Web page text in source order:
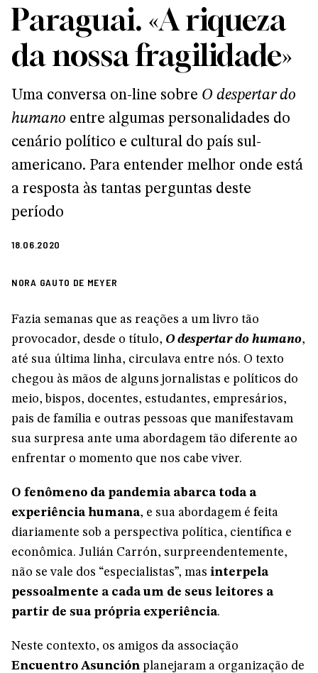
Paraguai. «A riqueza
da nossa fragilidade»
Uma conversa on-line sobre O despertar do
humano entre algumas personalidades do
cenário político e cultural do país sul-
americano. Para entender melhor onde está
a resposta às tantas perguntas deste
período
18.06.2020
NORA GAUTO DE MEYER
Fazia semanas que as reações a um livro tão
provocador, desde o título, O despertar do humano,
até sua última linha, circulava entre nós. O texto
chegou às mãos de alguns jornalistas e políticos do
meio, bispos, docentes, estudantes, empresários,
pais de família e outras pessoas que manifestavam
sua surpresa ante uma abordagem tão diferente ao
enfrentar o momento que nos cabe viver.
O fenômeno da pandemia abarca toda a
experiência humana, e sua abordagem é feita
diariamente sob a perspectiva política, científica e
econômica. Julián Carrón, surpreendentemente,
não se vale dos “especialistas”, mas interpela
pessoalmente a cada um de seus leitores a
partir de sua própria experiência.
Neste contexto, os amigos da associação
Encuentro Asunción planejaram a organização de